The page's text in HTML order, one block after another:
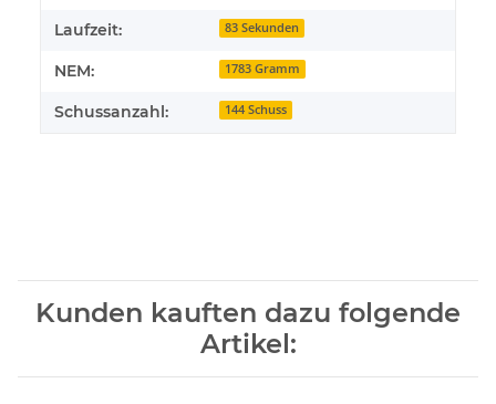
Laufzeit: 83 Sekunden
NEM: 1783 Gramm
Schussanzahl: 144 Schuss
Kunden kauften dazu folgende
Artikel: